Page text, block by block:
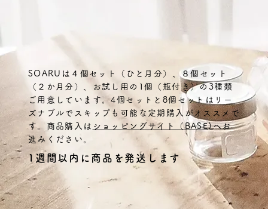
SOARUは４個セット（ひと月分）、８個セット
（２か月分）、お試し用の1個（瓶付き）の3種類
ご用意しています。4個セットと8個セットはリー
ズナブルでスキップも可能な定期購入がオススメで
す。商品購入は ショッピングサイト（BASE)へお
進みください。
1週間以内に商品を発送します